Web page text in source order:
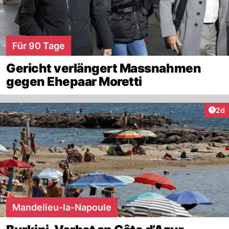
Für 90 Tage
Gericht verlängert Massnahmen
gegen Ehepaar Moretti
2d
Mandelieu-la-Napoule